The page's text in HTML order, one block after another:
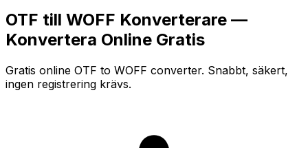
OTF till WOFF Konverterare —
Konvertera Online Gratis
Gratis online OTF to WOFF converter. Snabbt, säkert,
ingen registrering krävs.